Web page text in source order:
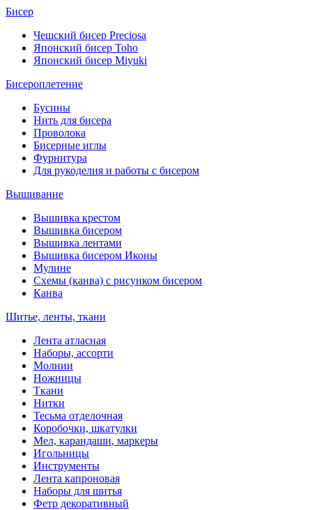
Бисер
Чешский бисер Preciosa
Японский бисер Toho
Японский бисер Miyuki
Бисероплетение
Бусины
Нить для бисера
Проволока
Бисерные иглы
Фурнитура
Для рукоделия и работы с бисером
Вышивание
Вышивка крестом
Вышивка бисером
Вышивка лентами
Вышивка бисером Иконы
Мулине
Схемы (канва) с рисунком бисером
Канва
Шитье, ленты, ткани
Лента атласная
Наборы, ассорти
Молнии
Ножницы
Ткани
Нитки
Тесьма отделочная
Коробочки, шкатулки
Мел, карандаши, маркеры
Игольницы
Инструменты
Лента капроновая
Наборы для шитья
Фетр декоративный